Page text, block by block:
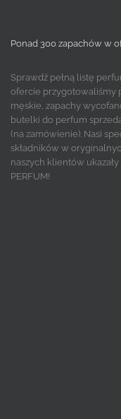
Ponad 300 zapachów w
Sprawdź pełną listę
ofercie przygotowaliśmy
męskie, zapachy
butelki do perfum
(na zamówienie). Nasi
składników w
naszych klientów
PERFUM!